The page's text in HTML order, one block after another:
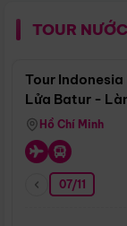
TOUR
Tour
Lửa Batur -
Hồ Chí Minh
07/11